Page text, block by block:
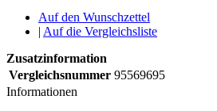
Auf den Wunschzettel
| Auf die Vergleichsliste
Zusatzinformation
Vergleichsnummer 95569695
Informationen